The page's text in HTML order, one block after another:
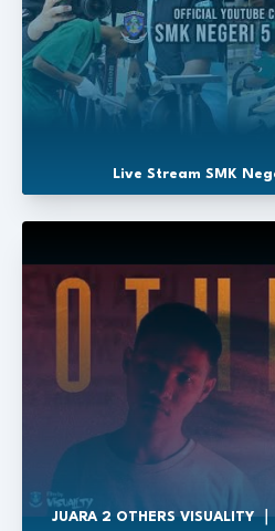
Live Stream SMK
JUARA 2 OTHERS VISUALITY